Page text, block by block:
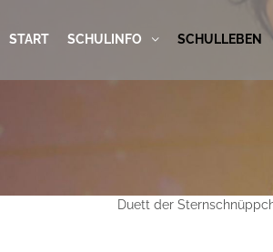
START SCHULINFO SCHULLEBEN
Duett der